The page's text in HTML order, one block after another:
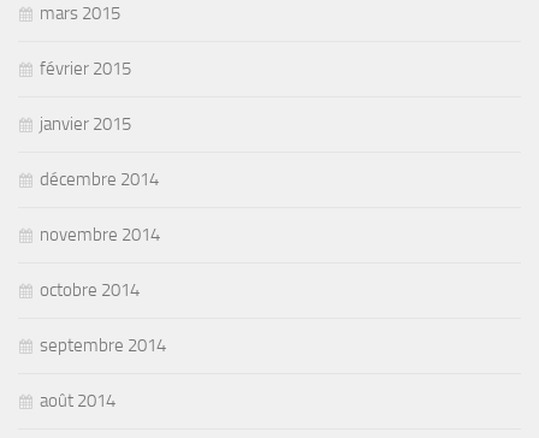
mars 2015
février 2015
janvier 2015
décembre 2014
novembre 2014
octobre 2014
septembre 2014
août 2014